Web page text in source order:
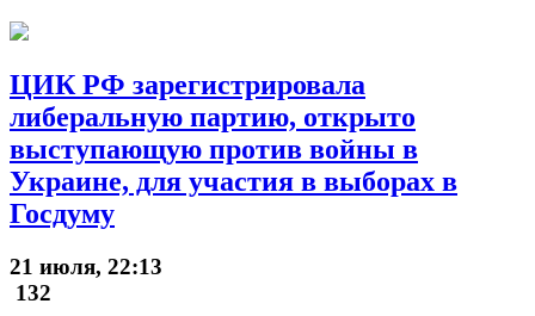
ЦИК РФ зарегистрировала
либеральную партию, открыто
выступающую против войны в
Украине, для участия в выборах в
Госдуму
21 июля, 22:13
132